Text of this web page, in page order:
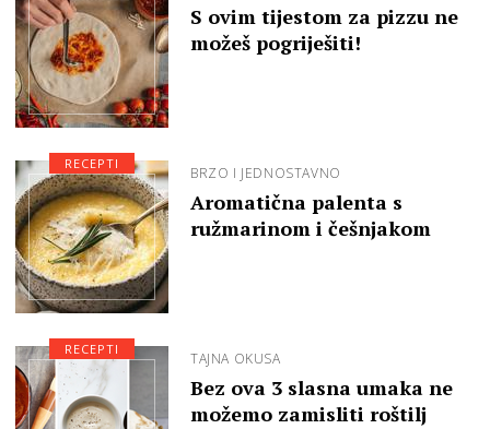
S ovim tijestom za pizzu ne
možeš pogriješiti!
BRZO I JEDNOSTAVNO
Aromatična palenta s
ružmarinom i češnjakom
RECEPTI
TAJNA OKUSA
Bez ova 3 slasna umaka ne
možemo zamisliti roštilj
RECEPTI